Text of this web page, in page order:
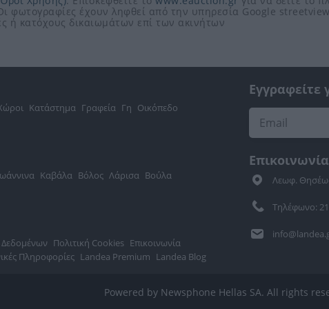
φωτογραφίες έχουν ληφθεί από την υπηρεσία Google
ή κατόχους δικαιωμάτων επί των ακινήτων
Κατάστημα Γραφεία Γη Οικόπεδο
Καβάλα Βόλος Λάρισα Βούλα
Πολιτική Cookies Επικοινωνία
Πληροφορίες Landea Premium Landea Blog
Εγγραφείτε
Επικοινωνία
Λεωφ.
Τηλέφωνο:
Powered by Newsphone Hellas SA. All rights